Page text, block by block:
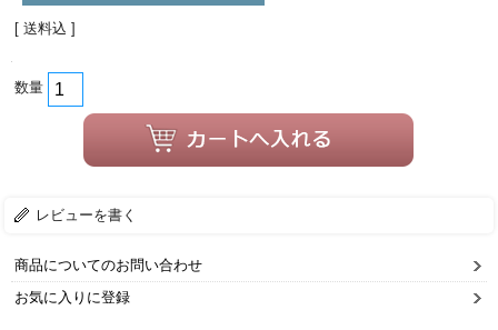
[ 送料込 ]
数量
レビューを書く
商品についてのお問い合わせ
お気に入りに登録